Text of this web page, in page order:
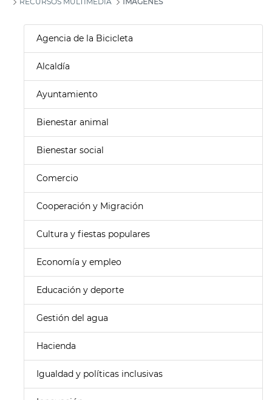
Agencia de la Bicicleta
Alcaldía
Ayuntamiento
Bienestar animal
Bienestar social
Comercio
Cooperación y Migración
Cultura y fiestas populares
Economía y empleo
Educación y deporte
Gestión del agua
Hacienda
Igualdad y políticas inclusivas